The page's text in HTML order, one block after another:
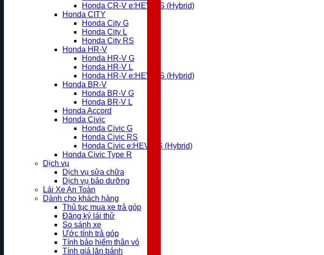
Honda CR-V e:HEV RS (Hybrid)
Honda CITY
Honda City G
Honda City L
Honda City RS
Honda HR-V
Honda HR-V G
Honda HR-V L
Honda HR-V e:HEV RS (Hybrid)
Honda BR-V
Honda BR-V G
Honda BR-V L
Honda Accord
Honda Civic
Honda Civic G
Honda Civic RS
Honda Civic e:HEV RS (Hybrid)
Honda Civic Type R
Dịch vụ
Dịch vụ sửa chữa
Dịch vụ bảo dưỡng
Lái Xe An Toàn
Dành cho khách hàng
Thủ tục mua xe trả góp
Đăng ký lái thử
So sánh xe
Ước tính trả góp
Tính bảo hiểm thân vỏ
Tính giá lăn bánh